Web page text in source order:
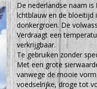
De nederlandse naam is
lchtblauw en de bloeitijd
donkergroen. De
Verdraagt een
verkrijgbaar.
Te gebruiken zonder
Met een grote
vanwege de mooie
voedselrijke, droge tot